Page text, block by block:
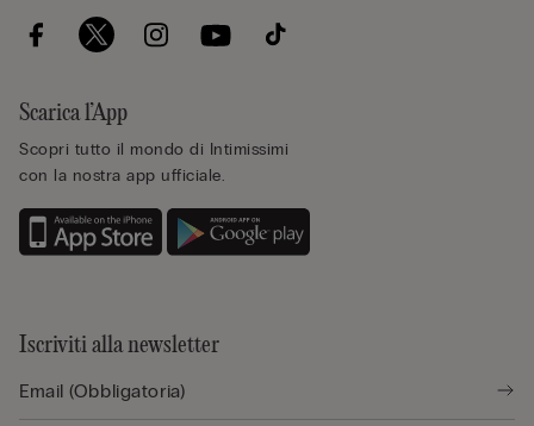
Scarica l’App
Scopri tutto il mondo di Intimissimi
con la nostra app ufficiale.
Iscriviti alla newsletter